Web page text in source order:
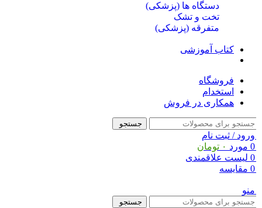
دستگاه ها (پزشکی)
تخت و تشک
متفرقه (پزشکی)
کتاب آموزشی
فروشگاه
استخدام
همکاری در فروش
جستجو
ورود / ثبت نام
مورد ۰ تومان
لیست علاقمندی
مقایسه
منو
جستجو